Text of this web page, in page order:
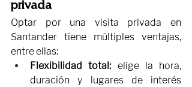
privada
Optar por una visita privada en
Santander tiene múltiples ventajas,
entre ellas:
Flexibilidad total: elige la hora,
duración y lugares de interés